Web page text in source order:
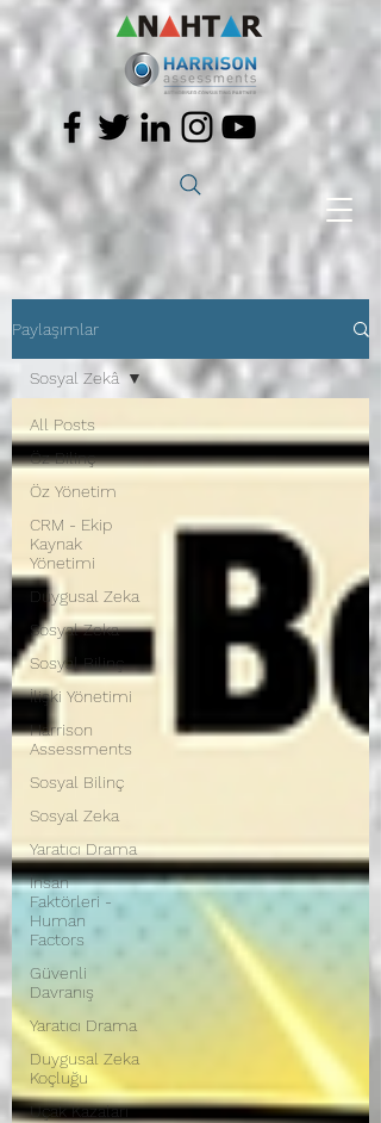
Paylaşımlar
All Posts
Öz Bilinç
Öz Yönetim
CRM - Ekip
Kaynak
Yönetimi
Duygusal Zeka
Sosyal Zeka
Sosyal Bilinç
İlişki Yönetimi
Harrison
Assessments
Sosyal Bilinç
Sosyal Zeka
Yaratıcı Drama
İnsan
Faktörleri -
Human
Factors
Güvenli
Davranış
Yaratıcı Drama
Duygusal Zeka
Koçluğu
Uçak Kazaları
Sosyal Zekâ